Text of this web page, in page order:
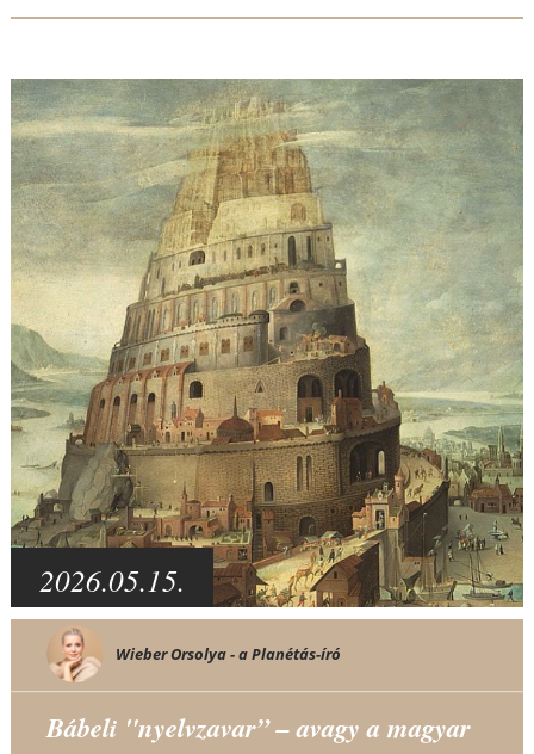
2026.05.15.
Wieber Orsolya - a Planétás-író
Bábeli "nyelvzavar” – avagy a magyar